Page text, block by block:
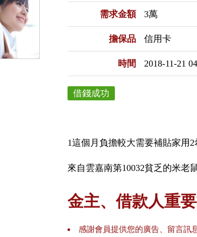
需求金額 3萬
擔保品 信用卡
時間 2018-11-21
借錢成功
1這個月負擔較大需要補貼家用
來自雲嘉南第10032貧乏的米老
金主、借款人重要
感謝會員提供您的廣告、留言訊